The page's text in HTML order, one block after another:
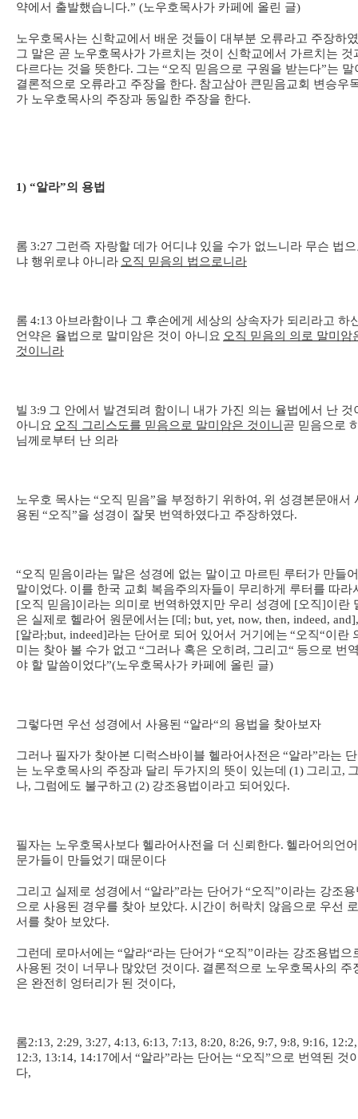
약에서 출발했습니다.” (노우호목사가 카페에 올린 글)
노우호목사는 신학교에서 배운 것들이 대부분 오류라고 주장하
그 말은 곧 노우호목사가 가르치는 것이 신학교에서 가르치는 것
다르다는 것을 뜻한다. 그는 “오직 믿음으로 구원을 받는다”는 말
결론적으로 오류라고 주장을 한다. 참고삼아 큰믿음교회 변승우
가 노우호목사의 주장과 동일한 주장을 한다.
1) “알라”의 용법
롬 3:27 그런즉 자랑할 데가 어디냐 있을 수가 없느니라 무슨 법
냐 행위로냐 아니라 오직 믿음의 법으로니라
롬 4:13 아브라함이나 그 후손에게 세상의 상속자가 되리라고 하
언약은 율법으로 말미암은 것이 아니요 오직 믿음의 의로 말미암
것이니라
빌 3:9 그 안에서 발견되려 함이니 내가 가진 의는 율법에서 난 것
아니요 오직 그리스도를 믿음으로 말미암은 것이니 곧 믿음으로
님께로부터 난 의라
노우호 목사는 “오직 믿음”을 부정하기 위하여 , 위 성경본문애서
용된 “오직”을 성경이 잘못 번역하였다고 주장하였다.
“오직 믿음이라는 말은 성경에 없는 말이고 마르틴 루터가 만들
말이었다. 이를 한국 교회 복음주의자들이 무리하게 루터를 따라
[오직 믿음]이라는 의미로 번역하였지만 우리 성경에 [오직]이란
은 실제로 헬라어 원문에서는 [데 ; but, yet, now, then, indeed, and],
[알라;but, indeed]라는 단어로 되어 있어서 거기에는 “오직“이란
미는 찾아 볼 수가 없고 “그러나 혹은 오히려 , 그리고“ 등으로 번
야 할 말씀이었다”(노우호목사가 카페에 올린 글)
그렇다면 우선 성경에서 사용된 “알라“의 용법을 찾아보자
그러나 필자가 찾아본 디럭스바이블 헬라어사전은 “알라”라는
는 노우호목사의 주장과 달리 두가지의 뜻이 있는데 (1) 그리고,
나, 그럼에도 불구하고 (2) 강조용법이라고 되어있다.
필자는 노우호목사보다 헬라어사전을 더 신뢰한다. 헬라어의 언
문가들이 만들었기 때문이다
그리고 실제로 성경에서 “알라”라는 단어가“오직”이라는 강조용
으로 사용된 경우를 찾아 보았다. 시간이 허락치 않음으로 우선
서를 찾아 보았다.
그런데 로마서에는 “알라“라는 단어가“오직”이라는 강조용법으
사용된 것이 너무나 많았던 것이다. 결론적으로 노우호목사의 주
은 완전히 엉터리가 된 것이다,
롬2:13, 2:29, 3:27, 4:13, 6:13, 7:13, 8:20, 8:26, 9:7, 9:8, 9:16, 12:2,
12:3, 13:14, 14:17에서 “알라”라는 단어는 “오직”으로 번역된 것
다,